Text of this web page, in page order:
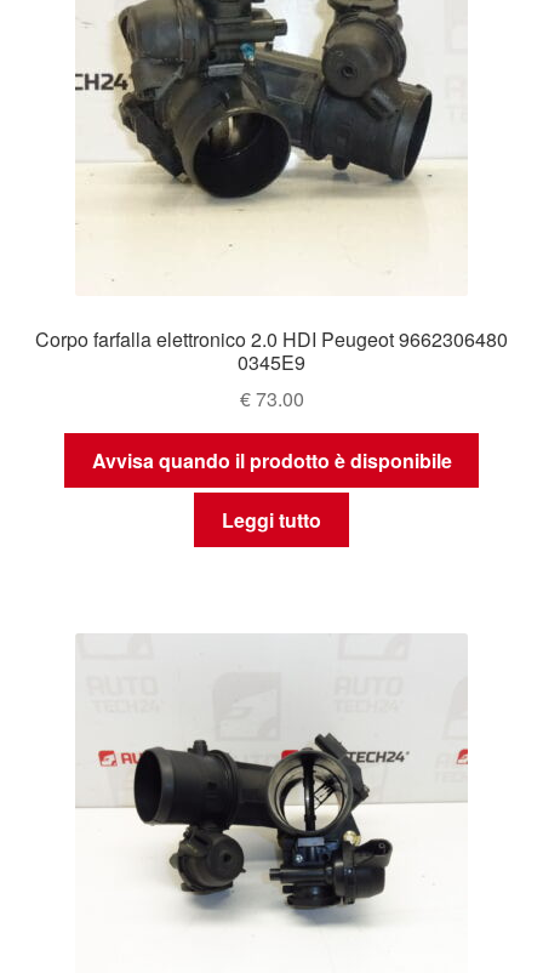
Corpo farfalla elettronico 2.0 HDI Peugeot 9662306480
0345E9
€73.00
Avvisa quando il prodotto è disponibile
Leggi tutto